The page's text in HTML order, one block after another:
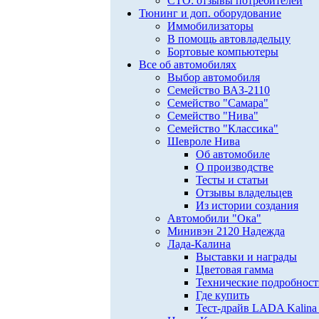
Тюнинг и доп. оборудование
Иммобилизаторы
В помощь автовладельцу
Бортовые компьютеры
Все об автомобилях
Выбор автомобиля
Семейство ВАЗ-2110
Семейство "Самара"
Семейство "Нива"
Семейство "Классика"
Шевроле Нива
Об автомобиле
О производстве
Тесты и статьи
Отзывы владельцев
Из истории создания
Автомобили "Ока"
Минивэн 2120 Надежда
Лада-Калина
Выставки и награды
Цветовая гамма
Технические
Где купить
Тест-драйв LADA Kalina